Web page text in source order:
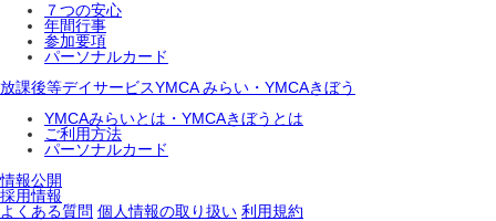
７つの安心
年間行事
参加要項
パーソナルカード
放課後等デイサービスYMCA みらい・YMCAきぼう
YMCAみらいとは・YMCAきぼうとは
ご利用方法
パーソナルカード
情報公開
採用情報
よくある質問 個人情報の取り扱い 利用規約